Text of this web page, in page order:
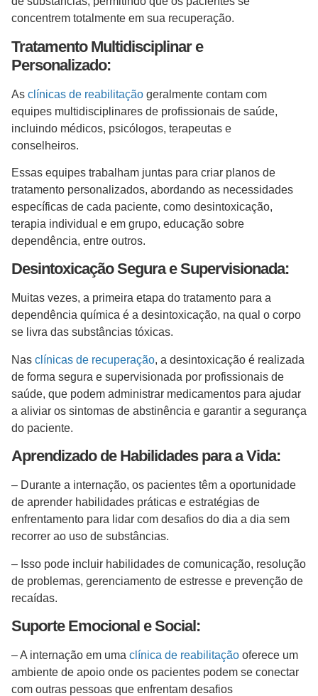
concentrem totalmente em sua recuperação.
Tratamento Multidisciplinar e
Personalizado:
As clínicas de reabilitação geralmente contam com
equipes multidisciplinares de profissionais de saúde,
incluindo médicos, psicólogos, terapeutas e
conselheiros.
Essas equipes trabalham juntas para criar planos de
tratamento personalizados, abordando as necessidades
específicas de cada paciente, como desintoxicação,
terapia individual e em grupo, educação sobre
dependência, entre outros.
Desintoxicação Segura e Supervisionada:
Muitas vezes, a primeira etapa do tratamento para a
dependência química é a desintoxicação, na qual o corpo
se livra das substâncias tóxicas.
Nas clínicas de recuperação, a desintoxicação é realizada
de forma segura e supervisionada por profissionais de
saúde, que podem administrar medicamentos para ajudar
a aliviar os sintomas de abstinência e garantir a segurança
do paciente.
Aprendizado de Habilidades para a Vida:
– Durante a internação, os pacientes têm a oportunidade
de aprender habilidades práticas e estratégias de
enfrentamento para lidar com desafios do dia a dia sem
recorrer ao uso de substâncias.
– Isso pode incluir habilidades de comunicação, resolução
de problemas, gerenciamento de estresse e prevenção de
recaídas.
Suporte Emocional e Social:
– A internação em uma clínica de reabilitação oferece um
ambiente de apoio onde os pacientes podem se conectar
com outras pessoas que enfrentam desafios